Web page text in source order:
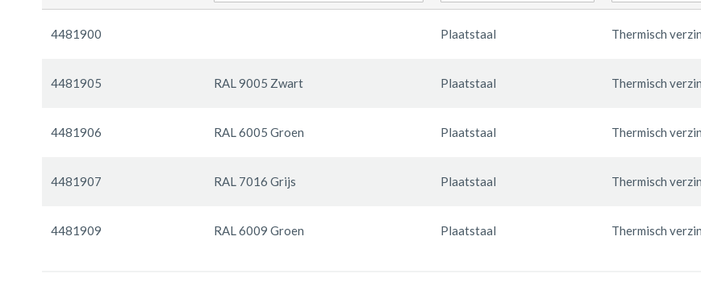
productitems
4481900 Plaatstaal Thermisch
4481905 RAL 9005 Zwart Plaatstaal Thermisch
4481906 RAL 6005 Groen Plaatstaal Thermisch
4481907 RAL 7016 Grijs Plaatstaal Thermisch
4481909 RAL 6009 Groen Plaatstaal Thermisch